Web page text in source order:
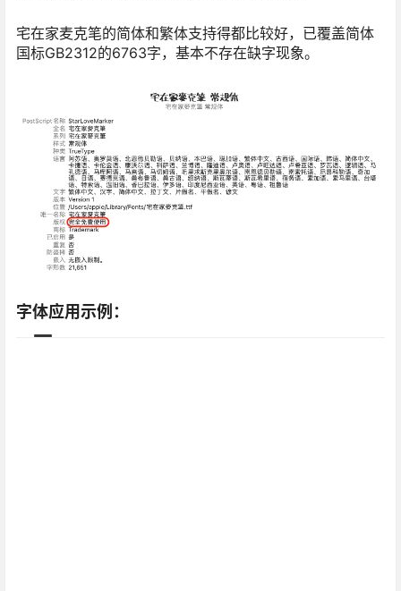
宅在家麦克笔的简体和繁体支持得都比较好，已覆盖简体
国标GB2312的6763字，基本不存在缺字现象。
字体应用示例：